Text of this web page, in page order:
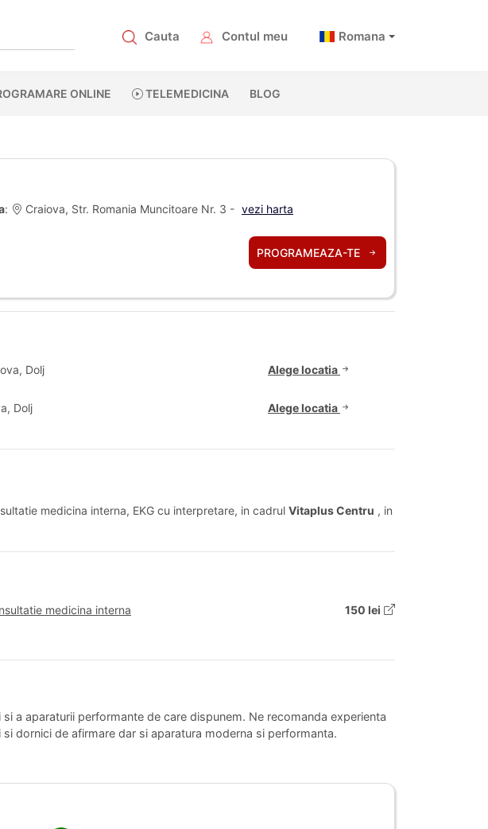
Cauta Contul meu Romana
ONLINE TELEMEDICINA BLOG
: Craiova, Str. Romania Muncitoare Nr. 3 - vezi harta
PROGRAMEAZA-TE
Dolj Alege locatia
Dolj Alege locatia
medicina interna, EKG cu interpretare, in cadrul Vitaplus Centru , in
medicina interna
150 lei
a aparaturii performante de care dispunem. Ne recomanda experienta
dornici de afirmare dar si aparatura moderna si performanta.